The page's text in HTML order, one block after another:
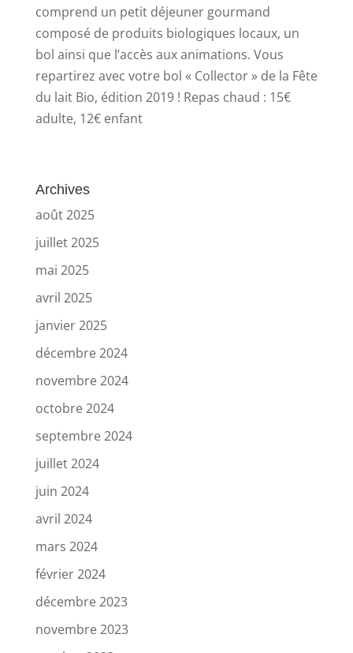
comprend un petit déjeuner gourmand
composé de produits biologiques locaux, un
bol ainsi que l’accès aux animations. Vous
repartirez avec votre bol « Collector » de la Fête
du lait Bio, édition 2019 ! Repas chaud : 15€
adulte, 12€ enfant
Archives
août 2025
juillet 2025
mai 2025
avril 2025
janvier 2025
décembre 2024
novembre 2024
octobre 2024
septembre 2024
juillet 2024
juin 2024
avril 2024
mars 2024
février 2024
décembre 2023
novembre 2023